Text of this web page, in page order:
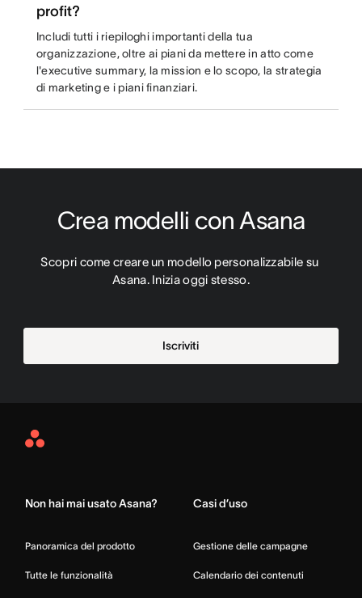
profit?
Includi tutti i riepiloghi importanti della tua
organizzazione, oltre ai piani da mettere in atto come
l'executive summary, la mission e lo scopo, la strategia
di marketing e i piani finanziari.
Crea modelli con Asana
Scopri come creare un modello personalizzabile su
Asana. Inizia oggi stesso.
Iscriviti
Asana
Non hai mai usato Asana?
Panoramica del prodotto
Tutte le funzionalità
Casi d’uso
Gestione delle campagne
Calendario dei contenuti